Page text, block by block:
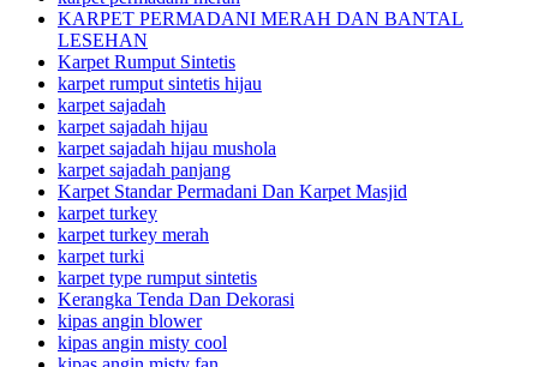
KARPET PERMADANI MERAH DAN BANTAL
LESEHAN
Karpet Rumput Sintetis
karpet rumput sintetis hijau
karpet sajadah
karpet sajadah hijau
karpet sajadah hijau mushola
karpet sajadah panjang
Karpet Standar Permadani Dan Karpet Masjid
karpet turkey
karpet turkey merah
karpet turki
karpet type rumput sintetis
Kerangka Tenda Dan Dekorasi
kipas angin blower
kipas angin misty cool